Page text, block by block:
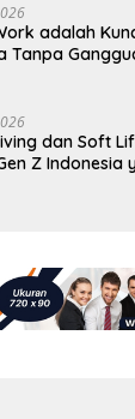
adalah
Tanpa
dan Soft
Z Indonesia